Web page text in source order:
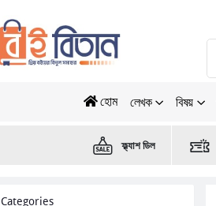
হোম লেখক বিষয়
ফ্ল্যাশ ডিল
Categories